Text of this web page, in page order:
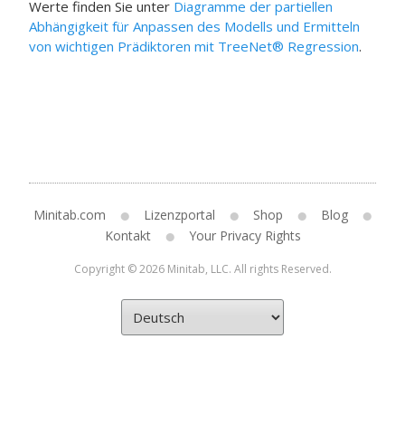
Werte finden Sie unter Diagramme der partiellen
Abhängigkeit für Anpassen des Modells und Ermitteln
von wichtigen Prädiktoren mit TreeNet® Regression.
Minitab.com Lizenzportal Shop
Blog
Kontakt
Your Privacy Rights
Copyright © 2026 Minitab, LLC. All rights Reserved.